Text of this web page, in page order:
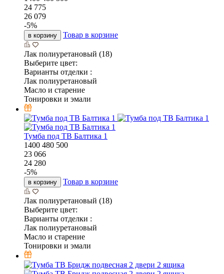
24 775
26 079
-5%
в корзину Товар в корзине
Лак полиуретановый (18)
Выберите цвет:
Варианты отделки :
Лак полиуретановый
Масло и старение
Тонировки и эмали
Тумба под ТВ Балтика 1
1400 480 500
23 066
24 280
-5%
в корзину Товар в корзине
Лак полиуретановый (18)
Выберите цвет:
Варианты отделки :
Лак полиуретановый
Масло и старение
Тонировки и эмали